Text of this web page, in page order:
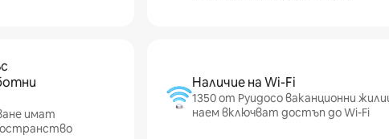
имат
Наличие на Wi-Fi
1350 от Руидосо ваканционни
наем включват достъп до Wi-Fi